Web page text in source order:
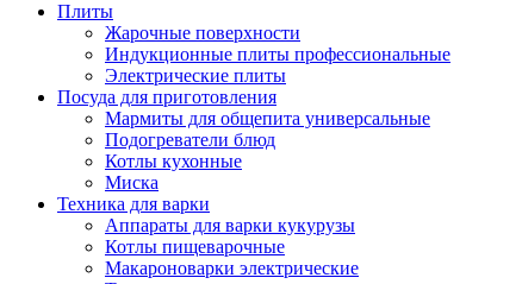
Плиты
Жарочные поверхности
Индукционные плиты профессиональные
Электрические плиты
Посуда для приготовления
Мармиты для общепита универсальные
Подогреватели блюд
Котлы кухонные
Миска
Техника для варки
Аппараты для варки кукурузы
Котлы пищеварочные
Макароноварки электрические